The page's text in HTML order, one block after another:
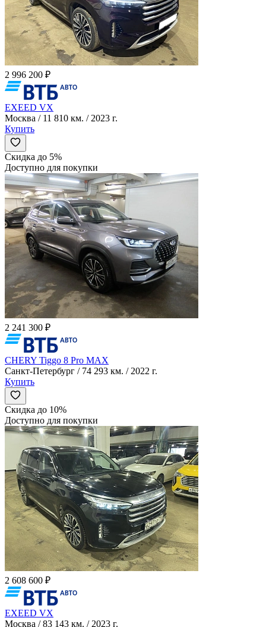
2 996 200 ₽
EXEED VX
Москва / 11 810 км. / 2023 г.
Купить
Скидка до 5%
Доступно для покупки
2 241 300 ₽
CHERY Tiggo 8 Pro MAX
Санкт-Петербург / 74 293 км. / 2022 г.
Купить
Скидка до 10%
Доступно для покупки
2 608 600 ₽
EXEED VX
Москва / 83 143 км. / 2023 г.